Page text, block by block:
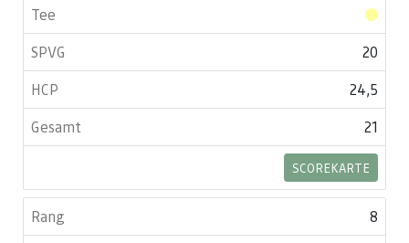
20
24,5
21
SCOREKARTE
8